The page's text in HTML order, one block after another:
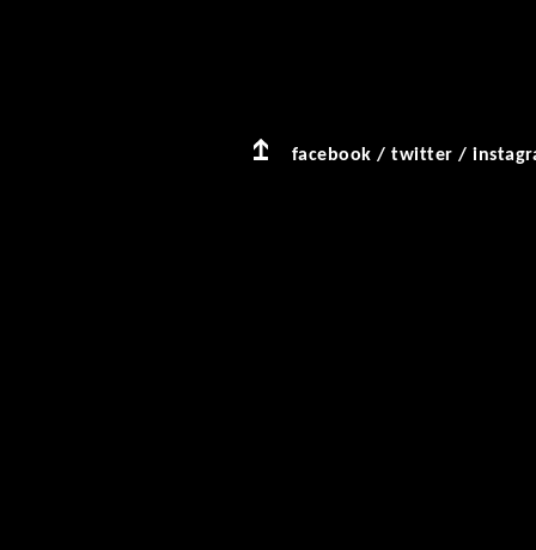
facebook /twitter /